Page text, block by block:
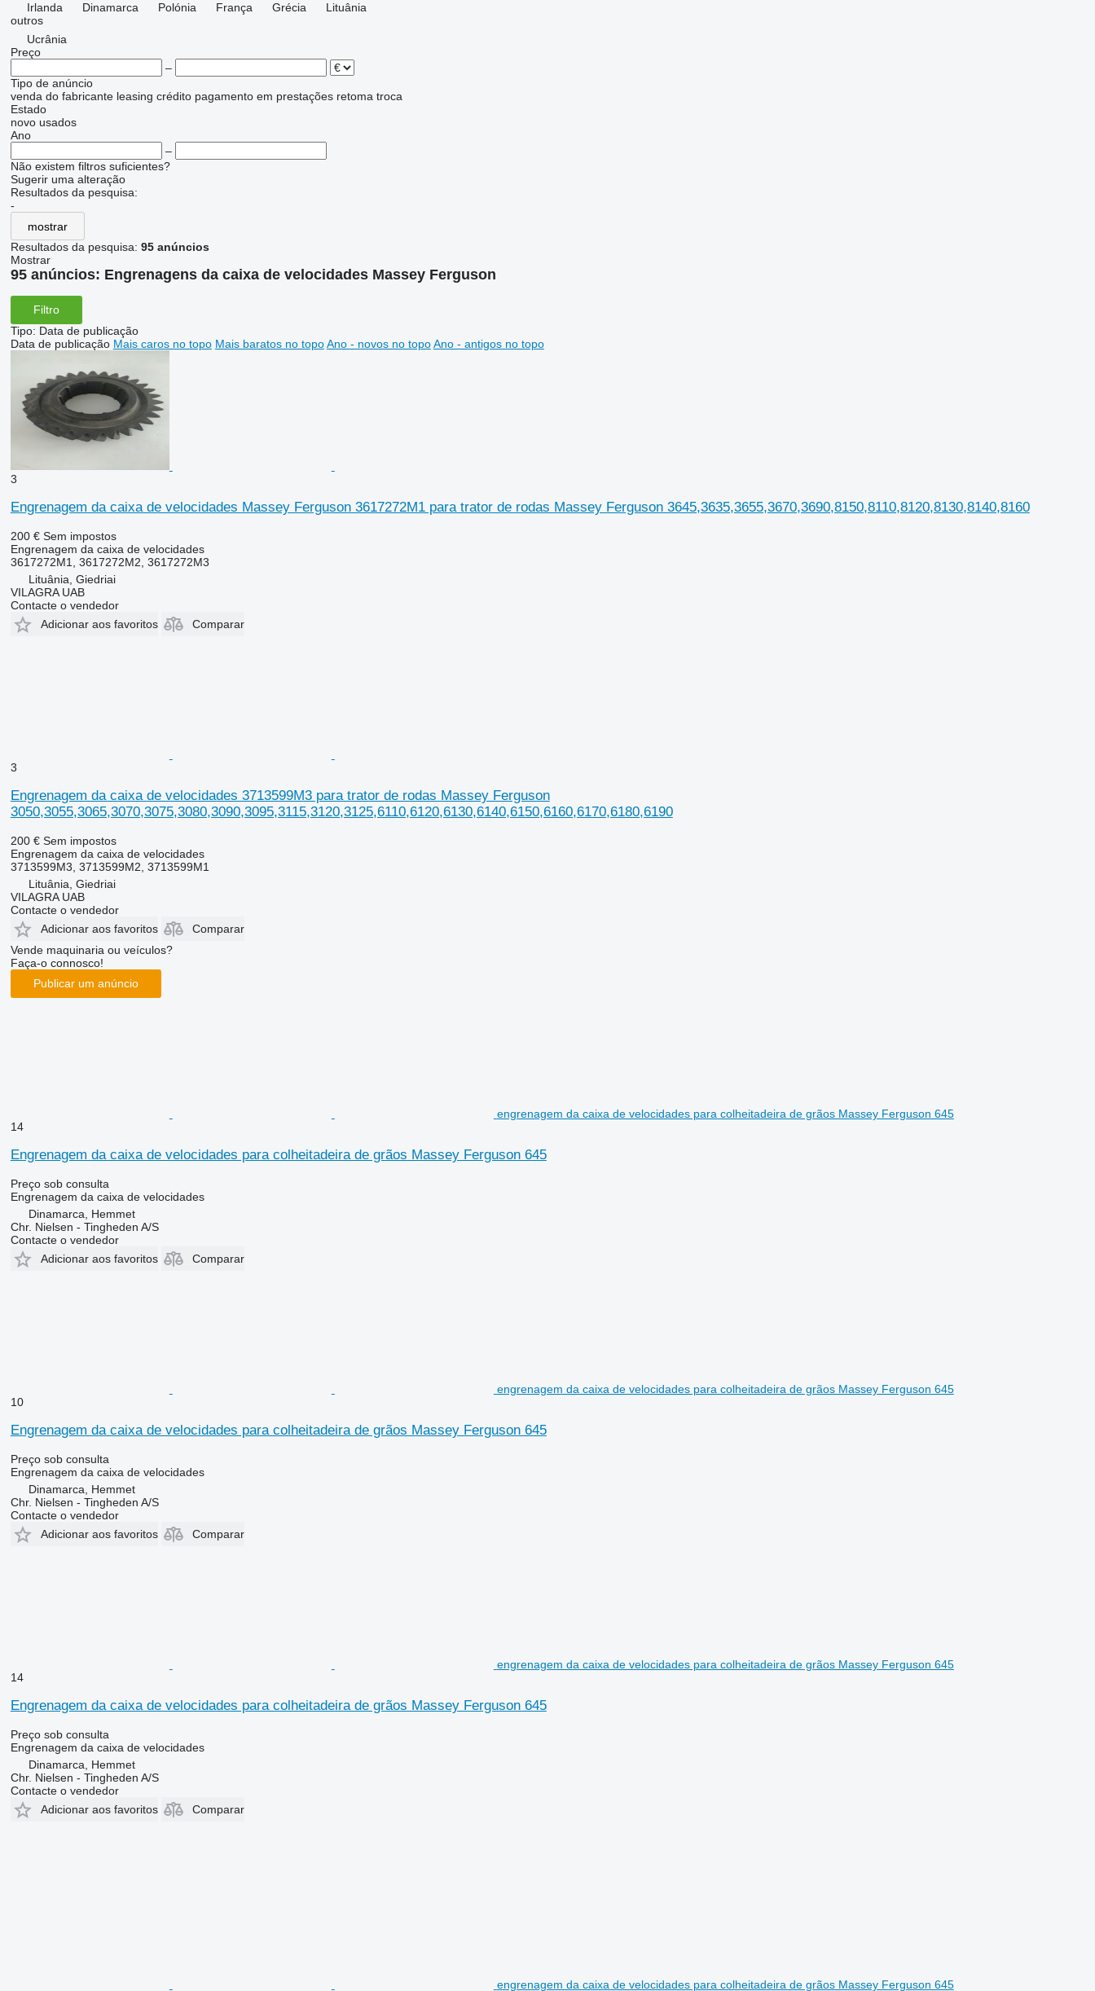
Irlanda
Dinamarca Polónia França Grécia
Lituânia
outros
Ucrânia
Preço
–
Tipo de anúncio
venda do fabricante leasing crédito pagamento em prestações retoma troca
Estado
novo usados
Ano
–
Não existem filtros suficientes?
Sugerir uma alteração
Resultados da pesquisa:
-
mostrar
Resultados da pesquisa: 95 anúncios
Mostrar
95 anúncios: Engrenagens da caixa de velocidades Massey Ferguson
Filtro
Tipo: Data de publicação
Data de publicação Mais caros no topo Mais baratos no topo Ano - novos no topo Ano - antigos no topo
3
Engrenagem da caixa de velocidades Massey Ferguson 3617272M1 para trator de rodas Massey Ferguson 3645,3635,3655,3670,3690,8150,8110,8120,8130,8140,8160
200 € Sem impostos
Engrenagem da caixa de velocidades
3617272M1, 3617272M2, 3617272M3
Lituânia, Giedriai
VILAGRA UAB
Contacte o vendedor
Adicionar aos favoritos
Comparar
3
Engrenagem da caixa de velocidades 3713599M3 para trator de rodas Massey Ferguson
3050,3055,3065,3070,3075,3080,3090,3095,3115,3120,3125,6110,6120,6130,6140,6150,6160,6170,6180,6190
200 € Sem impostos
Engrenagem da caixa de velocidades
3713599M3, 3713599M2, 3713599M1
Lituânia, Giedriai
VILAGRA UAB
Contacte o vendedor
Adicionar aos favoritos
Comparar
Vende maquinaria ou veículos?
Faça-o connosco!
Publicar um anúncio
engrenagem da caixa de velocidades para colheitadeira de grãos Massey Ferguson 645
14
Engrenagem da caixa de velocidades para colheitadeira de grãos Massey Ferguson 645
Preço sob consulta
Engrenagem da caixa de velocidades
Dinamarca, Hemmet
Chr. Nielsen - Tingheden A/S
Contacte o vendedor
Adicionar aos favoritos
Comparar
engrenagem da caixa de velocidades para colheitadeira de grãos Massey Ferguson 645
10
Engrenagem da caixa de velocidades para colheitadeira de grãos Massey Ferguson 645
Preço sob consulta
Engrenagem da caixa de velocidades
Dinamarca, Hemmet
Chr. Nielsen - Tingheden A/S
Contacte o vendedor
Adicionar aos favoritos
Comparar
engrenagem da caixa de velocidades para colheitadeira de grãos Massey Ferguson 645
14
Engrenagem da caixa de velocidades para colheitadeira de grãos Massey Ferguson 645
Preço sob consulta
Engrenagem da caixa de velocidades
Dinamarca, Hemmet
Chr. Nielsen - Tingheden A/S
Contacte o vendedor
Adicionar aos favoritos
Comparar
engrenagem da caixa de velocidades para colheitadeira de grãos Massey Ferguson 645